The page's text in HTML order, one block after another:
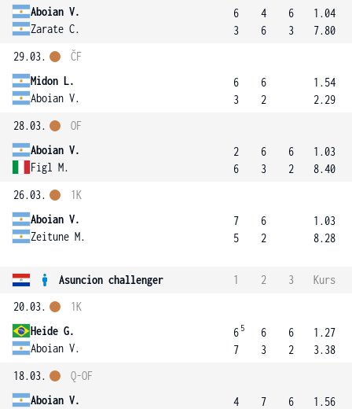
Aboian V.
Zarate C.
6
3
4
6
6
3
1.04
7.80
29.03.
Midon L.
Aboian V.
ČF
6
3
6
2
1.54
2.29
28.03.
Aboian V.
Figl M.
OF
2
6
6
3
6
2
1.03
8.40
26.03.
Aboian V.
Zeitune M.
1K
7
5
6
2
1.03
8.28
Asuncion challenger 1 2 3
Kurs
20.03.
Heide G.
Aboian V.
1K
6 5
7
6
3
6
2
1.27
3.38
18.03.
Aboian V.
Q-OF
4
7
6
1.56